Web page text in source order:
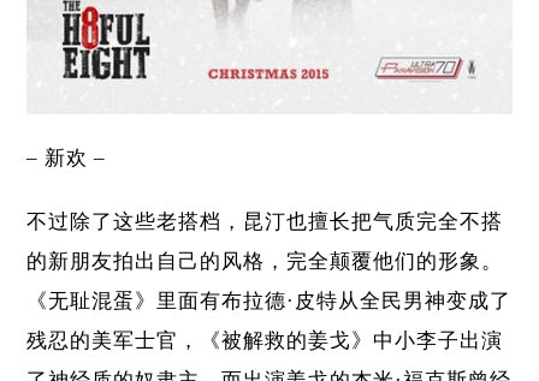
– 新欢 –
不过除了这些老搭档，昆汀也擅长把气质完全不搭
的新朋友拍出自己的风格，完全颠覆他们的形象。
《无耻混蛋》 里面有布拉德·皮特从全民男神变成了
残忍的美军士官，《被解救的姜戈》中小李子出演